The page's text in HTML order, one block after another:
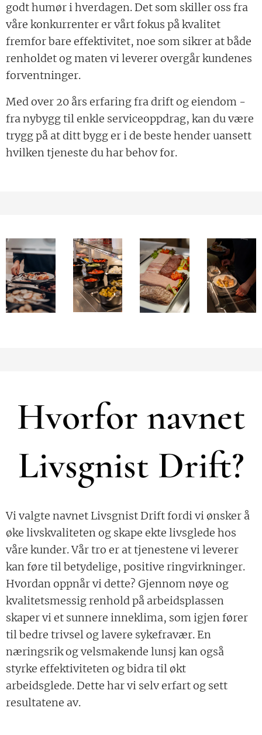
godt humør i hverdagen. Det som skiller oss fra
våre konkurrenter er vårt fokus på kvalitet
fremfor bare effektivitet, noe som sikrer at både
renholdet og maten vi leverer overgår kundenes
forventninger.
Med over 20 års erfaring fra drift og eiendom -
fra nybygg til enkle serviceoppdrag, kan du være
trygg på at ditt bygg er i de beste hender uansett
hvilken tjeneste du har behov for.
Hvorfor navnet
Livsgnist Drift?
Vi valgte navnet Livsgnist Drift fordi vi ønsker å
øke livskvaliteten og skape ekte livsglede hos
våre kunder. Vår tro er at tjenestene vi leverer
kan føre til betydelige, positive ringvirkninger.
Hvordan oppnår vi dette? Gjennom nøye og
kvalitetsmessig renhold på arbeidsplassen
skaper vi et sunnere inneklima, som igjen fører
til bedre trivsel og lavere sykefravær. En
næringsrik og velsmakende lunsj kan også
styrke effektiviteten og bidra til økt
arbeidsglede. Dette har vi selv erfart og sett
resultatene av.